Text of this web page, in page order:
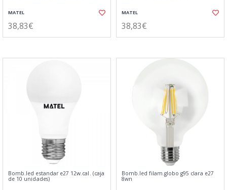
MATEL
38,83€
MATEL
38,83€
Bomb.led estandar e27 12w.cal. (caja
de 10 unidades)
Bomb.led filam.globo g95 clara e27
8wn